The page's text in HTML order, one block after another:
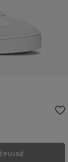
ÉPUISÉ